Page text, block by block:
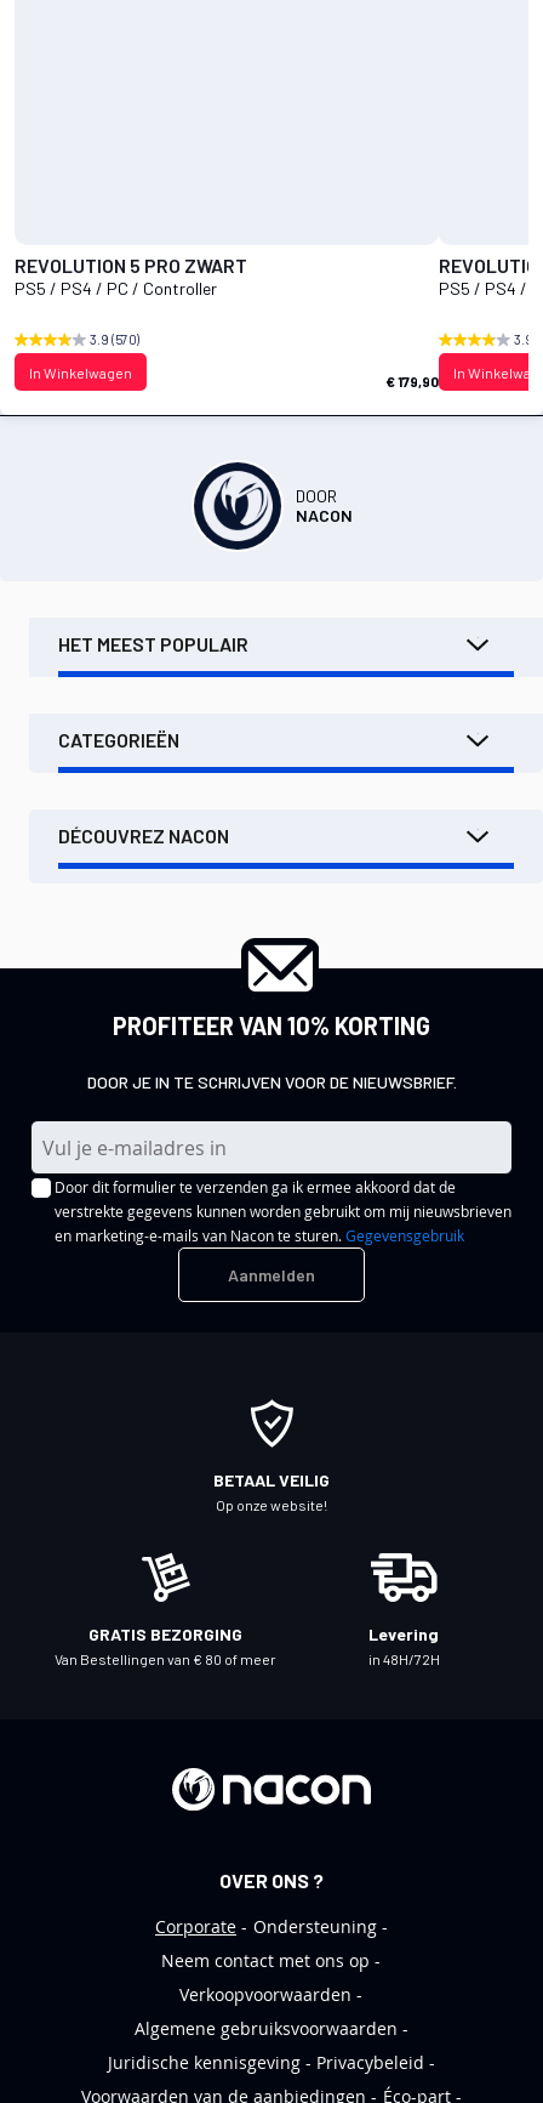
REVOLUTION 5 PRO ZWART
PS5 / PS4 / PC / Controller
3.9 (570)
€ 179,90
In Winkelwagen
PS5 / PS4 /
3.9
In
DOOR
NACON
HET MEEST POPULAIR
CATEGORIEËN
DÉCOUVREZ NACON
PROFITEER VAN 10% KORTING
DOOR JE IN TE SCHRIJVEN VOOR DE NIEUWSBRIEF.
A
b
o
Door dit formulier te verzenden ga ik ermee akkoord dat de
verstrekte gegevens kunnen worden gebruikt om mij nieuwsbrieven
en marketing-e-mails van Nacon te sturen.Gegevensgebruik
Aanmelden
BETAAL VEILIG
Op onze website!
GRATIS BEZORGING
Van Bestellingen van € 80 of meer
Levering
in 48H/72H
OVER ONS ?
Corporate
Ondersteuning
Neem contact met ons op
Verkoopvoorwaarden
Algemene gebruiksvoorwaarden
Juridische kennisgeving
Privacybeleid
Voorwaarden van de aanbiedingen
Éco-part